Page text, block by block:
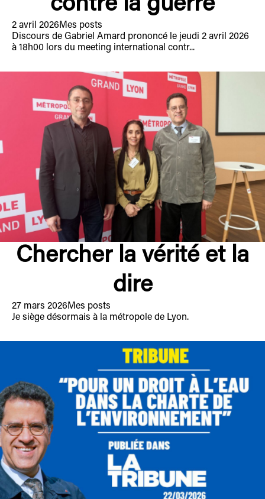
contre la guerre
2 avril 2026Mes posts
Discours de Gabriel Amard prononcé le jeudi 2 avril 2026
à 18h00 lors du meeting international contr...
Chercher la vérité et la
dire
27 mars 2026 Mes posts
Je siège désormais à la métropole de Lyon.